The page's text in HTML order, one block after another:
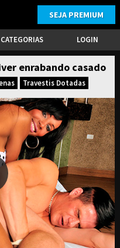
CATEGORIAS LOGIN
SEJA PREMIUM
enrabando casado
Travestis Dotadas